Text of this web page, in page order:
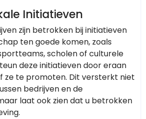
Initiatieven
zijn betrokken bij initiatieven
ten goede komen, zoals
scholen of culturele
deze initiatieven door eraan
ze te promoten. Dit versterkt niet
bedrijven en de
laat ook zien dat u betrokken